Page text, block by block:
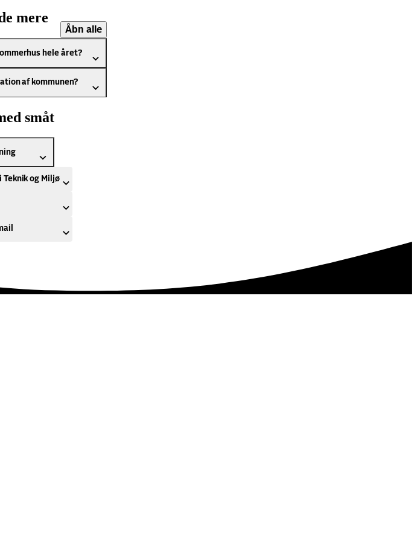
mere
Åbn alle
hele året?
af kommunen?
småt
Teknik og Miljø